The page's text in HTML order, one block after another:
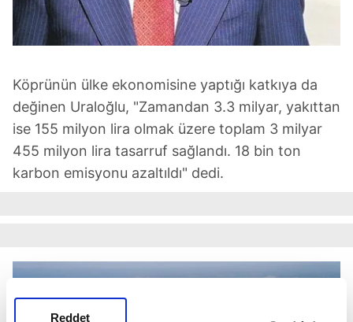
Reddet
Köprünün ülke ekonomisine yaptığı katkıya da
değinen Uraloğlu, "Zamandan 3.3 milyar, yakıttan
ise 155 milyon lira olmak üzere toplam 3 milyar
455 milyon lira tasarruf sağlandı. 18 bin ton
karbon emisyonu azaltıldı" dedi.